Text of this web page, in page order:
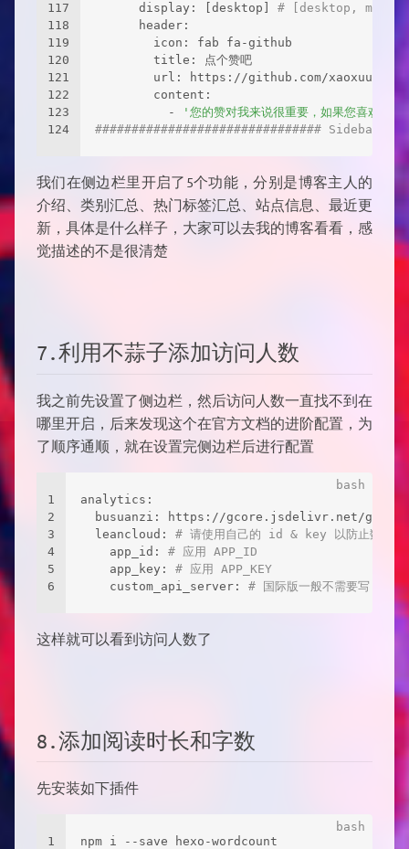
117
118
119
120
121
122
123
124
      display: [desktop]
# [desktop,
      header:
        icon: fab fa-github
        title: 点个赞吧
        url: https://github.com/xaoxuu/
        content:
          -
'您的赞对我来说很重要，如果您喜欢本
############################### Sidebar
我们在侧边栏里开启了5个功能，分别是博客主人的
介绍、类别汇总、热门标签汇总、站点信息、最近更
新，具体是什么样子，大家可以去我的博客看看，感
觉描述的不是很清楚
7.利用不蒜子添加访问人数
我之前先设置了侧边栏，然后访问人数一直找不到在
哪里开启，后来发现这个在官方文档的进阶配置，为
了顺序通顺，就在设置完侧边栏后进行配置
1
2
3
4
5
6
analytics:
busuanzi: https://gcore.jsdelivr.net/gh/
  leancloud:
# 请使用自己的 id & key 以防止数据丢
    app_id:
# 应用 APP_ID
    app_key:
# 应用 APP_KEY
    custom_api_server:
# 国际版一般不需要写，除
这样就可以看到访问人数了
8.添加阅读时长和字数
先安装如下插件
1 npm i --save hexo-wordcount